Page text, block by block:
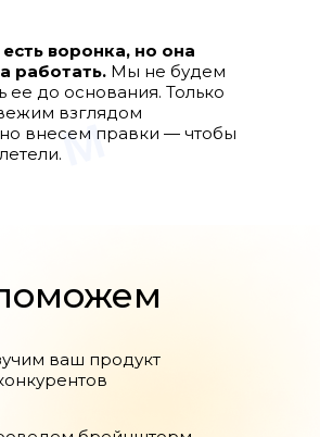
воронка, но она
работать. Мы не будем
ее до основания. Только
взглядом
внесем правки — чтобы
ваш продукт